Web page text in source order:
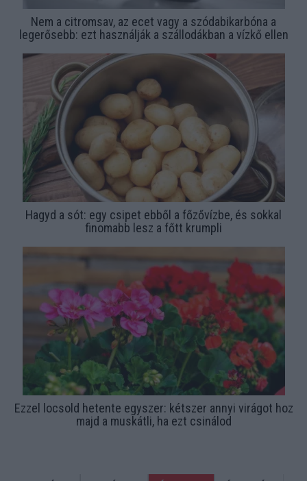
Nem a citromsav, az ecet vagy a szódabikarbóna a
legerősebb: ezt használják a szállodákban a vízkő ellen
Hagyd a sót: egy csipet ebből a főzővízbe, és sokkal
finomabb lesz a főtt krumpli
Ezzel locsold hetente egyszer: kétszer annyi virágot hoz
majd a muskátli, ha ezt csinálod